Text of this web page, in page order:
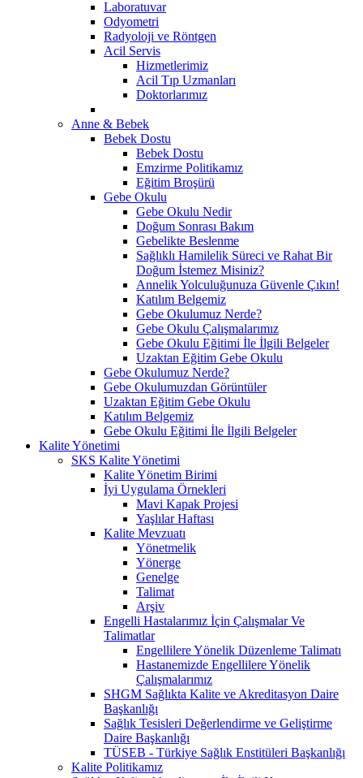
Laboratuvar
Odyometri
Radyoloji ve Röntgen
Acil Servis
Hizmetlerimiz
Acil Tıp Uzmanları
Doktorlarımız
Anne & Bebek
Bebek Dostu
Bebek Dostu
Emzirme Politikamız
Eğitim Broşürü
Gebe Okulu
Gebe Okulu Nedir
Doğum Sonrası Bakım
Gebelikte Beslenme
Sağlıklı Hamilelik Süreci ve Rahat Bir
Doğum İstemez Misiniz?
Annelik Yolculuğunuza Güvenle Çıkın!
Katılım Belgemiz
Gebe Okulumuz Nerde?
Gebe Okulu Çalışmalarımız
Gebe Okulu Eğitimi İle İlgili Belgeler
Uzaktan Eğitim Gebe Okulu
Gebe Okulumuz Nerde?
Gebe Okulumuzdan Görüntüler
Uzaktan Eğitim Gebe Okulu
Katılım Belgemiz
Gebe Okulu Eğitimi İle İlgili Belgeler
Kalite Yönetimi
SKS Kalite Yönetimi
Kalite Yönetim Birimi
İyi Uygulama Örnekleri
Mavi Kapak Projesi
Yaşlılar Haftası
Kalite Mevzuatı
Yönetmelik
Yönerge
Genelge
Talimat
Arşiv
Engelli Hastalarımız İçin Çalışmalar Ve
Talimatlar
Engellilere Yönelik Düzenleme Talimatı
Hastanemizde Engellilere Yönelik
Çalışmalarımız
SHGM Sağlıkta Kalite ve Akreditasyon Daire
Başkanlığı
Sağlık Tesisleri Değerlendirme ve Geliştirme
Daire Başkanlığı
TÜSEB - Türkiye Sağlık Enstitüleri Başkanlığı
Kalite Politikamız